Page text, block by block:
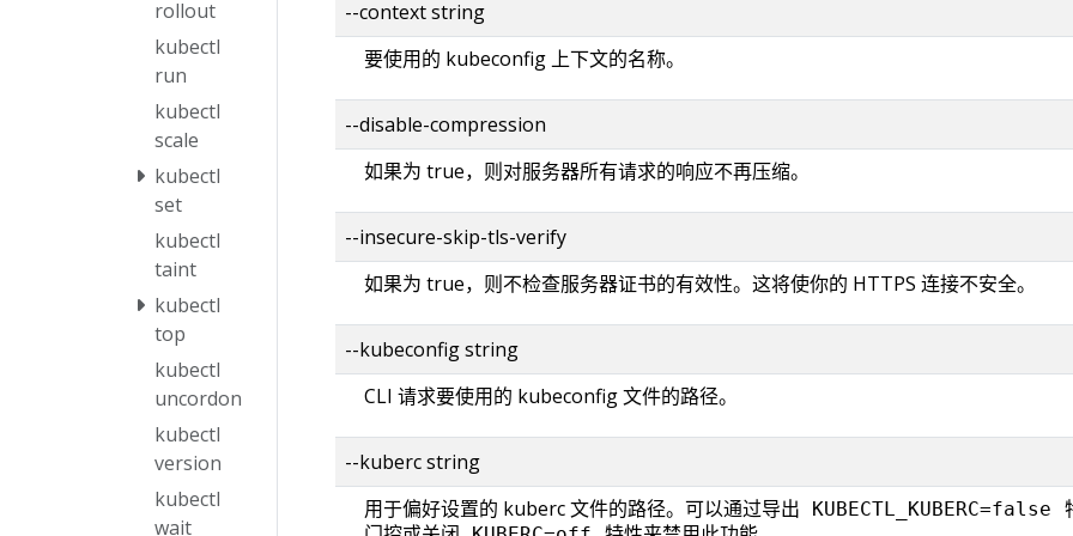
rollout
kubectl
run
kubectl
scale
kubectl
set
kubectl
taint
kubectl
top
kubectl
uncordon
kubectl
version
kubectl
wait
--context string
要使用的 kubeconfig 上下文的名称。
--disable-compression
如果为 true，则对服务器所有请求的响应不再压缩。
--insecure-skip-tls-verify
如果为 true，则不检查服务器证书的有效性。这将使你的 HTTPS 连接不安全。
--kubeconfig string
CLI 请求要使用的 kubeconfig 文件的路径。
--kuberc string
用于偏好设置的 kuberc 文件的路径。可以通过导出
KUBECTL_KUBERC=false